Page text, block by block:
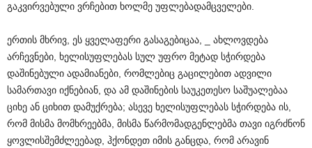
გაკვირვებული ვრჩებით ხოლმე უფლებადამცველები.
ერთის მხრივ, ეს ყველაფერი გასაგებიცაა, _ ახლოვდება
არჩევნები, ხელისუფლებას სულ უფრო მეტად სჭირდება
დაშინებული ადამიანები, რომლებიც გაცილებით ადვილი
სამართავი იქნებიან, და ამ დაშინების საუკეთესო საშუალებაა
ციხე ან ციხით დამუქრება; ასევე ხელისუფლებას სჭირდება ის,
რომ მისმა მომხრეებმა, მისმა წარმომადგენლებმა თავი იგრძნონ
ყოვლისშემძლეებად, ჰქონდეთ იმის განცდა, რომ არავინ